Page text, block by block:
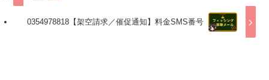
0354978818【架空請求／催促通知】料金SMS番号